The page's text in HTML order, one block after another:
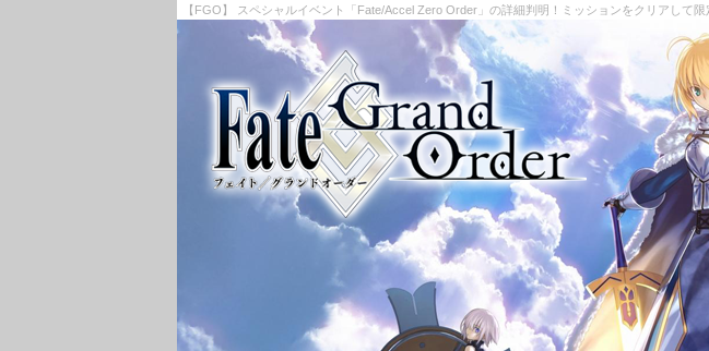
【FGO】 スペシャルイベント「Fate/Accel Zero Order」の詳細判明！ミッションをクリアし